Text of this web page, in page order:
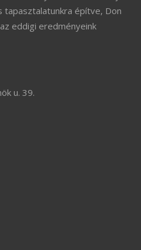
tapasztalatunkra építve, Don
eddigi eredményeink
u. 39.